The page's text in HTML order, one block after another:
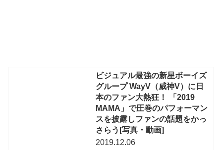
ビジュアル最強の新星ボーイズ
グループ WayV（威神V）に日
本のファン大熱狂！ 「2019
MAMA」で圧巻のパフォーマン
スを披露しファンの話題をかっ
さらう[写真・動画]
2019.12.06